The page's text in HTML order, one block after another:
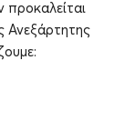
προκαλείται
Ανεξάρτητης